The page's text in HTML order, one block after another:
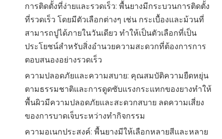
การติดตั้งที่ง่ายและรวดเร็ว: พื้นยางมีกระบวนการติดตั้ง
ที่รวดเร็ว โดยมีตัวเลือกต่างๆ เช่น กระเบื้องและม้วนที่
สามารถปูได้ภายในวันเดียว ทำให้เป็นตัวเลือกที่เป็น
ประโยชน์สำหรับสิ่งอำนวยความสะดวกที่ต้องการการ
ตอบสนองอย่างรวดเร็ว
ความปลอดภัยและความสบาย: คุณสมบัติความยืดหยุ่น
ตามธรรมชาติและการดูดซับแรงกระแทกของยางทำให้
พื้นผิวมีความปลอดภัยและสะดวกสบาย ลดความเสี่ยง
ของการบาดเจ็บระหว่างทำกิจกรรม
ความอเนกประสงค์: พื้นยางมีให้เลือกหลายสีและหลาย